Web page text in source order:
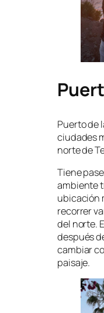
Puerto de
ciudades
norte de
Tiene
ambiente
ubicación
recorrer
del norte.
después
cambiar
paisaje.